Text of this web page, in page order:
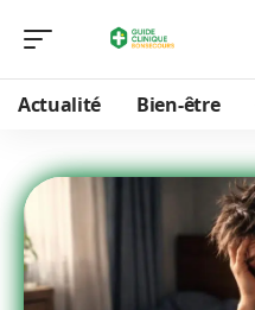
Actualité Bien-être